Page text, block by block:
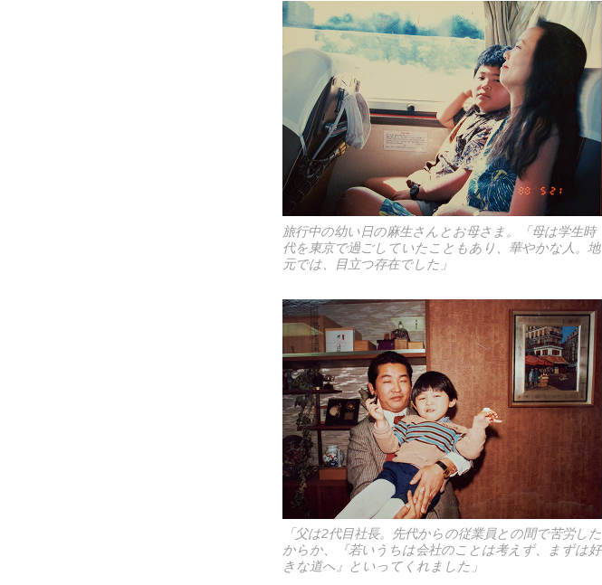
旅行中の幼い日の麻生さんとお母さま。「母は学生時
代を東京で過ごしていたこともあり、華やかな人。地
元では、目立つ存在でした」
「父は2代目社長。先代からの従業員との間で苦労した
からか、『若いうちは会社のことは考えず、まずは好
きな道へ』といってくれました」